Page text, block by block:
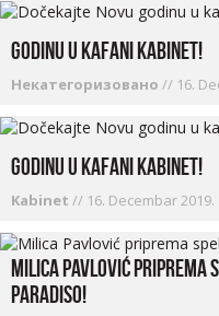
godinu u kafani Kabinet!
Некатегоризовано // 16.
godinu u kafani Kabinet!
Kabinet // 16. Decembar 2019.
Milica Pavlović priprema
Paradiso!